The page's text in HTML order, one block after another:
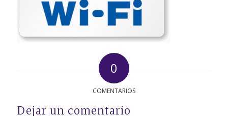
0
COMENTARIOS
Dejar un comentario